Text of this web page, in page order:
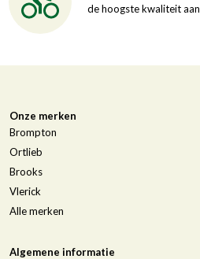
de hoogste kwaliteit aan
Onze merken
Brompton
Ortlieb
Brooks
Vlerick
Alle merken
Algemene informatie